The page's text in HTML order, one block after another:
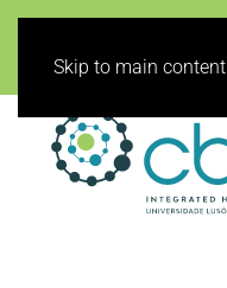
Skip to main content